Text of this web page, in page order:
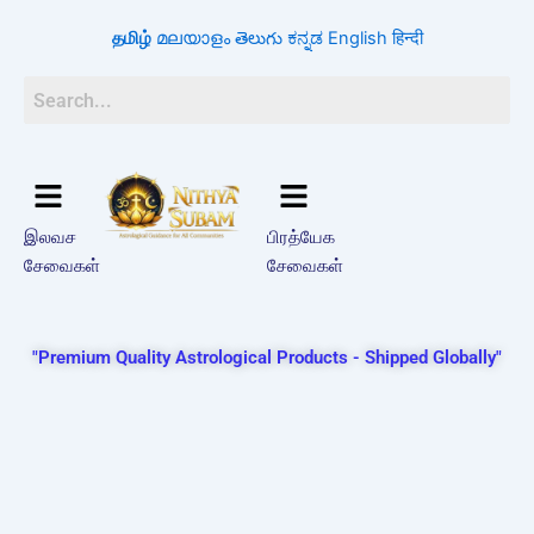
தமிழ் മലയാളം తెలుగు ಕನ್ನಡ English हिन्दी
இலவச
சேவைகள்
பிரத்யேக
சேவைகள்
"Premium Quality Astrological Products - Shipped Globally"